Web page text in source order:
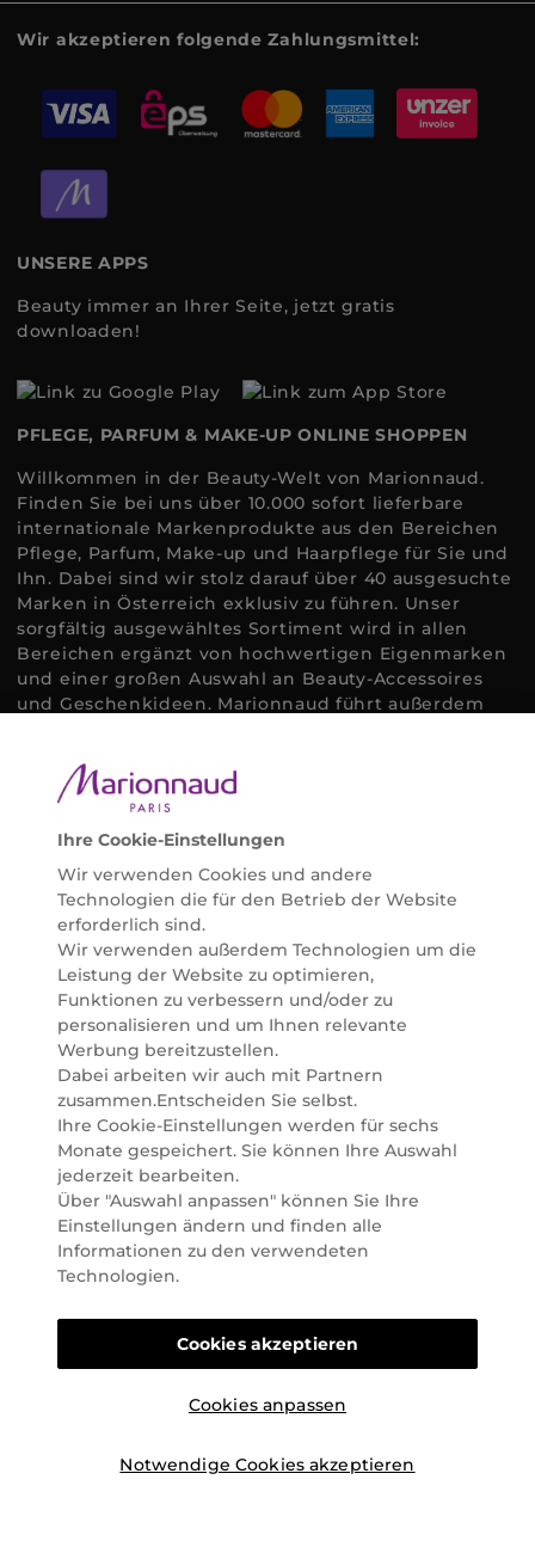
Wir akzeptieren folgende Zahlungsmittel:
UNSERE APPS
Beauty immer an Ihrer Seite, jetzt gratis
downloaden!
PFLEGE, PARFUM & MAKE-UP ONLINE SHOPPEN
Willkommen in der Beauty-Welt von Marionnaud.
Finden Sie bei uns über 10.000 sofort lieferbare
internationale Markenprodukte aus den Bereichen
Pflege, Parfum, Make-up und Haarpflege für Sie und
Ihn. Dabei sind wir stolz darauf über 40 ausgesuchte
Marken in Österreich exklusiv zu führen. Unser
sorgfältig ausgewähltes Sortiment wird in allen
Bereichen ergänzt von hochwertigen Eigenmarken
und einer großen Auswahl an Beauty-Accessoires
und Geschenkideen. Marionnaud führt außerdem
Bedürfnissen individuell mit der perfekten Lösung
helfen zu können. Entdecken Sie auch unsere
Online Beauty Beratungen und bestellen Sie ganz
einfach alles für Ihre Beauty Routine direkt nach
Hause oder in Ihre Wunsch-Parfümerie liefern.
BERATUNG & EXPERTISE
Marionnaud wurde im Jahr 1984 in Paris gegründet
und ist seit 2001 in Österreich vertreten. Mit rund 80
Parfümerien und unserem Online Shop sind wir
Marktführer im selektiven Beautyhandel in
Österreich. Seit 2023 liefern wir auch nach
Deutschland. Durch abwechselnde Aktionen und
attraktive Angebote zu allen Anlässen finden Sie bei
Marionnaud alles, was Beauty Herzen höherschlagen
lässt. Wir glauben fest daran, dass Freude auf viele
Arten geschaffen werden kann. Vom beruhigenden
und pflegenden Gefühl Ihrer Lieblingsaugencreme
bis zur positiven Verpflichtung zu nachhaltigen
Rohstoffen. Darum suchen wir jeden Tag nach
Wegen, um Ihnen das tägliche Wohlfühlen zu
können online und offline zu beraten und bei Ihren
Fragen zu unterstützen.
Ihre Cookie-Einstellungen
Wir verwenden Cookies und andere
Technologien die für den Betrieb der Website
erforderlich sind.
Wir verwenden außerdem Technologien um die
Leistung der Website zu optimieren,
Funktionen zu verbessern und/oder zu
personalisieren und um Ihnen relevante
Werbung bereitzustellen.
Dabei arbeiten wir auch mit Partnern
zusammen.Entscheiden Sie selbst.
Ihre Cookie-Einstellungen werden für sechs
Monate gespeichert. Sie können Ihre Auswahl
jederzeit bearbeiten.
Über "Auswahl anpassen" können Sie Ihre
Einstellungen ändern und finden alle
Informationen zu den verwendeten
Technologien.
Cookies anpassen
Notwendige Cookies akzeptieren
Cookies akzeptieren